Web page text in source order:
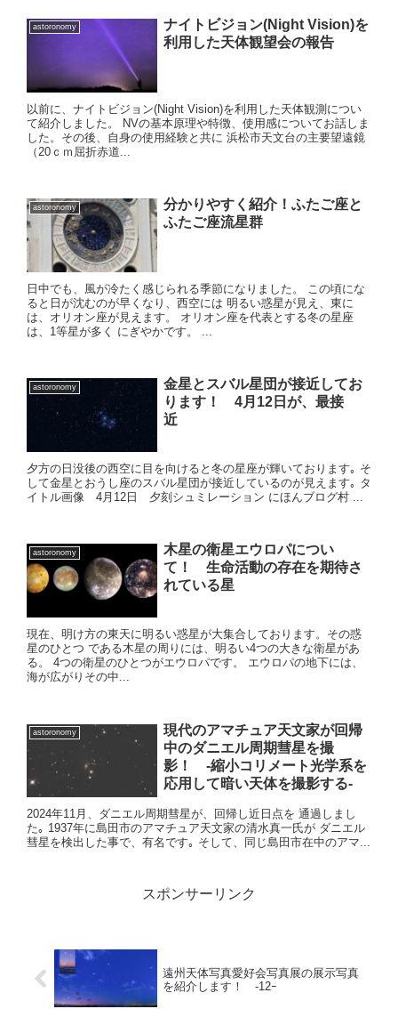
astoronomy
ナイトビジョン(Night Vision)を
利用した天体観望会の報告
以前に、ナイトビジョン(Night Vision)を利用した天体観測につい
て紹介しました。 NVの基本原理や特徴、使用感についてお話しま
した。その後、自身の使用経験と共に 浜松市天文台の主要望遠鏡
（20ｃｍ屈折赤道...
astoronomy
分かりやすく紹介！ふたご座と
ふたご座流星群
日中でも、風が冷たく感じられる季節になりました。 この頃にな
ると日が沈むのが早くなり、西空には 明るい惑星が見え、東に
は、オリオン座が見えます。 オリオン座を代表とする冬の星座
は、1等星が多く にぎやかです。 ...
astoronomy
金星とスバル星団が接近してお
ります！ 4月12日が、最接
近
夕方の日没後の西空に目を向けると冬の星座が輝いております｡ そ
して金星とおうし座のスバル星団が接近しているのが見えます｡ タ
イトル画像 4月12日 夕刻シュミレーション にほんブログ村 ...
astoronomy
木星の衛星エウロパについ
て！ 生命活動の存在を期待さ
れている星
現在、明け方の東天に明るい惑星が大集合しております。その惑
星のひとつ である木星の周りには、明るい4つの大きな衛星があ
る。 4つの衛星のひとつがエウロパです。 エウロパの地下には、
海が広がりその中...
astoronomy
現代のアマチュア天文家が回帰
中のダニエル周期彗星を撮
影！ -縮小コリメート光学系を
応用して暗い天体を撮影する-
2024年11月、ダニエル周期彗星が、回帰し近日点を 通過しまし
た｡ 1937年に島田市のアマチュア天文家の清水真一氏が ダニエル
彗星を検出した事で、有名です｡ そして、同じ島田市在中のアマ...
スポンサーリンク
遠州天体写真愛好会写真展の展示写真
を紹介します！ -12ｰ